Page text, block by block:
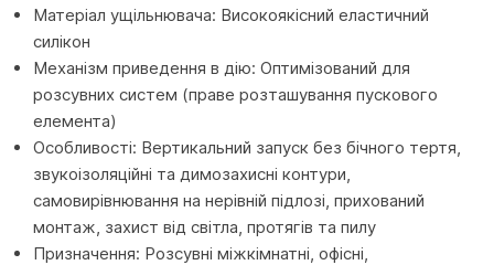
Матеріал ущільнювача: Високоякісний еластичний
силікон
Механізм приведення в дію: Оптимізований для
розсувних систем (праве розташування пускового
елемента)
Особливості: Вертикальний запуск без бічного тертя,
звукоізоляційні та димозахисні контури,
самовирівнювання на нерівній підлозі, прихований
монтаж, захист від світла, протягів та пилу
Призначення: Розсувні міжкімнатні, офісні,